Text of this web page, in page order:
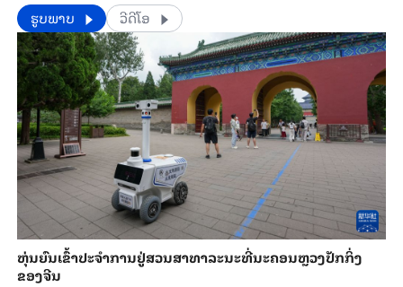
​​ຮູບພາບ ວີດີໂອ
​ຫຸ່ນ​ຍົນ​ເຂົ້າ​ປະ​ຈຳ​ການ​ຢູ່​ສວນ​ສາ​ທາ​ລະ​ນະ​ທີ່​ນະ​ຄອນຫຼວງ​ປັກ​ກິ່ງ​
ຂອງ​ຈີນ